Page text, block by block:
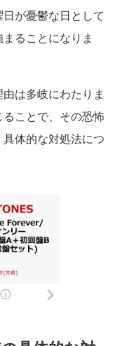
が憂鬱な日として
ることになりま
は多岐にわたりま
ことで、その恐怖
体的な対処法につ